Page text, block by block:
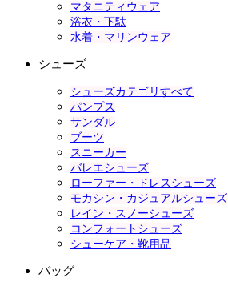
マタニティウェア
浴衣・下駄
水着・マリンウェア
シューズ
シューズカテゴリすべて
パンプス
サンダル
ブーツ
スニーカー
バレエシューズ
ローファー・ドレスシューズ
モカシン・カジュアルシューズ
レイン・スノーシューズ
コンフォートシューズ
シューケア・靴用品
バッグ